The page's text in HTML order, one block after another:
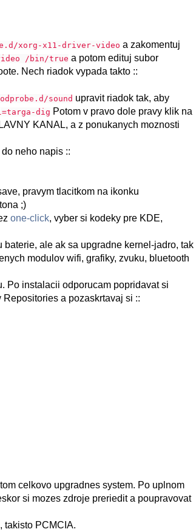
xorg-x11-driver-video a zakomentuj
/bin/true a potom edituj subor
Nech riadok vypada takto ::
sound upravit riadok tak, aby
dig Potom v pravo dole pravy klik na
KANAL, a z ponukanych moznosti
do neho napis ::
pravym tlacitkom na ikonku
;)
one-click, vyber si kodeky pre KDE,
ale ak sa upgradne kernel-jadro, tak
modulov wifi, grafiky, zvuku, bluetooth
Po instalacii odporucam popridavat si
a pozaskrtavaj si ::
celkovo upgradnes system. Po uplnom
si mozes zdroje preriedit a poupravovat
takisto PCMCIA.